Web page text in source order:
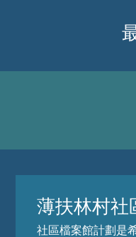
薄扶林村社
社區檔案館計劃是